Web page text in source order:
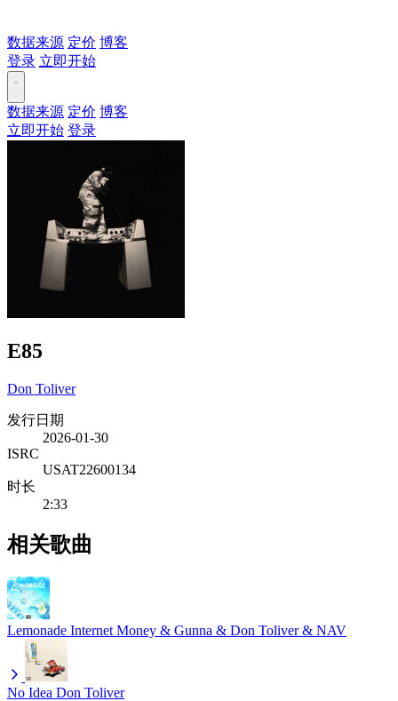
数据来源 定价 博客
登录 立即开始
数据来源 定价 博客
立即开始 登录
E85
Don Toliver
发行日期
2026-01-30
ISRC
USAT22600134
时长
2:33
相关歌曲
Lemonade Internet Money & Gunna & Don Toliver & NAV
No Idea Don Toliver